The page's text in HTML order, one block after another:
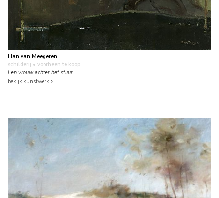
Han van Meegeren
schilderij • voorheen te koop
Een vrouw achter het stuur
bekijk kunstwerk